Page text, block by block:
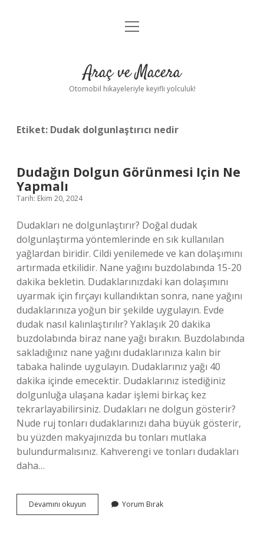
Anasayfa
Yasal Uyarı
menüyü
Araç ve Macera
Otomobil hikayeleriyle keyifli yolculuk!
Etiket: Dudak dolgunlaştırıcı nedir
Dudağın Dolgun Görünmesi Için Ne
Yapmalı
Tarih: Ekim 20, 2024
Dudakları ne dolgunlaştırır? Doğal dudak
dolgunlaştırma yöntemlerinde en sık kullanılan
yağlardan biridir. Cildi yenilemede ve kan dolaşımını
artırmada etkilidir. Nane yağını buzdolabında 15-20
dakika bekletin. Dudaklarınızdaki kan dolaşımını
uyarmak için fırçayı kullandıktan sonra, nane yağını
dudaklarınıza yoğun bir şekilde uygulayın. Evde
dudak nasıl kalınlaştırılır? Yaklaşık 20 dakika
buzdolabında biraz nane yağı bırakın. Buzdolabında
sakladığınız nane yağını dudaklarınıza kalın bir
tabaka halinde uygulayın. Dudaklarınız yağı 40
dakika içinde emecektir. Dudaklarınız istediğiniz
dolgunluğa ulaşana kadar işlemi birkaç kez
tekrarlayabilirsiniz. Dudakları ne dolgun gösterir?
Nude ruj tonları dudaklarınızı daha büyük gösterir,
bu yüzden makyajınızda bu tonları mutlaka
bulundurmalısınız. Kahverengi ve tonları dudakları
daha…
Devamını okuyun Dudağın
Dolgun
Yorum Bırak